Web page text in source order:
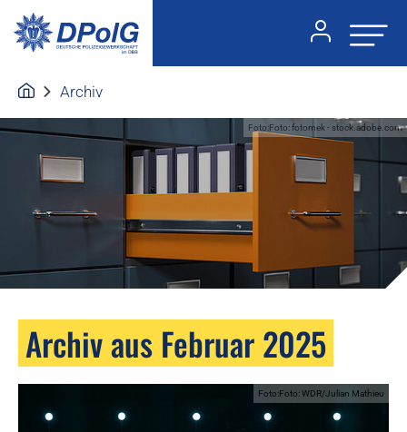
Archiv
Foto:Foto: fotomek - stock.adobe.com
Archiv aus Februar 2025
Foto:Foto: WDR/Julian Mathieu